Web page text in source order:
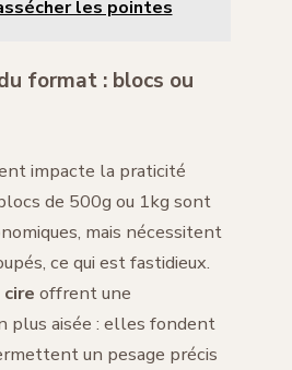
les pointes
format : blocs ou
impacte la praticité
de 500g ou 1kg sont
mais nécessitent
ce qui est fastidieux.
offrent une
plus aisée : elles fondent
un pesage précis